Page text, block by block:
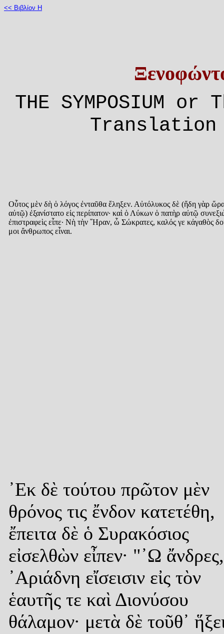
<< Βιβλίον Η
THE SYMPOSIUM
Translation
Οὗτος μὲν δὴ ὁ λόγος ἐνταῦθα ἔληξεν. Αὐτόλυκος δὲ (ἤδη γὰρ
αὐτῷ) ἐξανίστατο εἰς περίπατον· καὶ ὁ Λύκων ὁ πατὴρ αὐτῷ
ἐπιστραφεὶς εἶπε· Νὴ τὴν ῞Ηραν, ὦ Σώκρατες, καλός γε κἀγαθὸς
μοι ἄνθρωπος εἶναι.
᾿Εκ δὲ τούτου πρῶτον μὲν
θρόνος τις ἔνδον κατετέθη,
ἔπειτα δὲ ὁ Συρακόσιος
εἰσελθὼν εἶπεν· "᾿Ω ἄνδρες,
᾿Αριάδνη εἴσεισιν εἰς τὸν
ἑαυτῆς τε καὶ Διονύσου
θάλαμον· μετὰ δὲ τοῦθ᾿